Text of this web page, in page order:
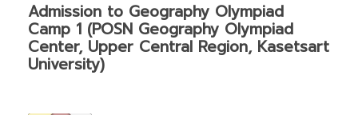
Admission to Geography Olympiad
Camp 1 (POSN Geography Olympiad
Center, Upper Central Region, Kasetsart
University)